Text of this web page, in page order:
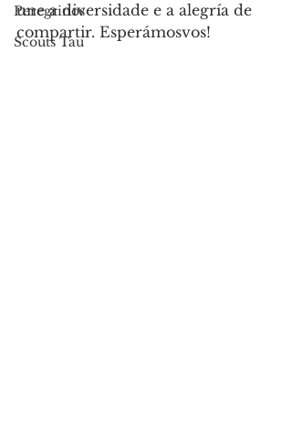
Peregrinos
Scouts Tau
une a diversidade e a alegría de
compartir. Esperámosvos!